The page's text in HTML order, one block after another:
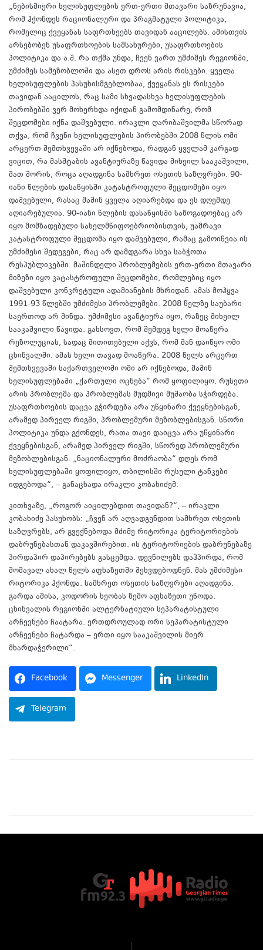
„ნებისმიერი ხელისუფლების ერთ-ერთი მთავარი საზრუნავია,
რომ ჰქონდეს რაციონალური და პრაგმატული პოლიტიკა,
რომელიც ქვეყანას საფრთხეებს თავიდან ააცილებს. ამისთვის
არსებობენ უსაფრთხოების სამსახურები, უსაფრთხოების
პოლიტიკა და ა.შ. რა თქმა უნდა, ჩვენ ვართ უმძიმეს რეგიონში,
უმძიმეს სამეზობლოში და ასეთ დროს არის რისკები. ყველა
ხელისუფლების პასუხისმგებლობაა, ქვეყანას ეს რისკები
თავიდან ააცილოს, რაც სამი სხვადასხვა ხელისუფლების
პირობებში ვერ მოხერხდა იქიდან გამომდინარე, რომ
შეცდომები იქნა დაშვებული. ირაკლი ღარიბაშვილმა სწორად
თქვა, რომ ჩვენი ხელისუფლების პირობებში 2008 წლის ომი
არცერთ შემთხვევაში არ იქნებოდა, რადგან ყველამ კარგად
ვიცით, რა მასშტაბის ავანტიურაზე წავიდა მიხეილ სააკაშვილი,
მათ შორის, როცა აღადგინა სამხრეთ ოსეთის საზღვრები. 90-
იანი წლების დასაწყისში კატასტროფული შეცდომები იყო
დაშვებული, რასაც მაშინ ყველა აღიარებდა და ეს დღემდე
აღიარებულია. 90-იანი წლების დასაწყისში საზოგადოებაც არ
იყო მომზადებული სახელმწიფოებრიობისთვის, უამრავი
კატასტროფული შეცდომა იყო დაშვებული, რამაც გამოიწვია ის
უმძიმესი შედეგები, რაც არ დამდგარა სხვა საბჭოთა
რესპუბლიკებში. მაშინდელი პრობლემების ერთ-ერთი მთავარი
მიზეზი იყო კატასტროფული შეცდომები, რომლებიც იყო
დაშვებული კონკრეტული ადამიანების მხრიდან. ამას მოჰყვა
1991-93 წლებში უმძიმესი პრობლემები. 2008 წელზე საუბარი
საერთოდ არ მინდა. უმძიმესი ავანტიურა იყო, რაზეც მიხეილ
სააკაშვილი წავიდა. გახსოვთ, რომ შემდეგ ხელი მოაწერა
რეზოლუციას, სადაც მითითებული აქვს, რომ მან დაიწყო ომი
ცხინვალში. ამას ხელი თავად მოაწერა. 2008 წელს არცერთ
შემთხვევაში საქართველოში ომი არ იქნებოდა, მაშინ
ხელისუფლებაში „ქართული ოცნება“ რომ ყოფილიყო. რუსეთი
არის პრობლემა და პრობლემას მუდმივი მუშაობა სჭირდება.
უსაფრთხოების დაცვა გჭირდება არა უწყინარი ქვეყნებისგან,
არამედ პირველ რიგში, პრობლემური მეზობლებისგან. სწორი
პოლიტიკა უნდა გქონდეს, რათა თავი დაიცვა არა უწყინარი
ქვეყნებისგან, არამედ პირველ რიგში, სწორედ პრობლემური
მეზობლებისგან. „ნაციონალური მოძრაობა“ დღეს რომ
ხელისუფლებაში ყოფილიყო, თბილისში რუსული ტანკები
იდგებოდა“, – განაცხადა ირაკლი კობახიძემ.
კითხვაზე, „როგორ აიცილებდით თავიდან?“, – ირაკლი
კობახიძე პასუხობს: „ჩვენ არ აღვადგენდით სამხრეთ ოსეთის
საზღვრებს, არ გვექნებოდა მძიმე რიტორიკა ტერიტორიების
დაბრუნებასთან დაკავშირებით. ის ტერიტორიების დაბრუნებაზე
პირდაპირ დაპირებებს გასცემდა. დევნილებს დაჰპირდა, რომ
მომავალ ახალ წელს აფხაზეთში შეხვდებოდნენ. მას უმძიმესი
რიტორიკა ჰქონდა. სამხრეთ ოსეთის საზღვრები აღადგინა.
გარდა ამისა, კოდორის ხეობას ზემო აფხაზეთი უწოდა.
ცხინვალის რეგიონში ალტერნატიული სეპარატისტული
არჩევნები ჩაატარა. ერთდროულად ორი სეპარატისტული
არჩევნები ჩატარდა – ერთი იყო სააკაშვილის მიერ
მხარდაჭერილი“.
Facebook Messenger LinkedIn
Telegram